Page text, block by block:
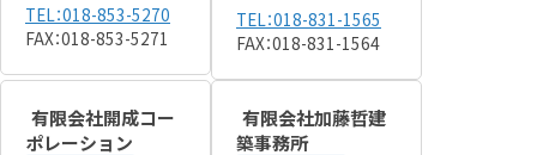
TEL：018-853-5270
FAX：018-853-5271
TEL：018-831-1565
FAX：018-831-1564
有限会社開成コー
ポレーション
有限会社加藤哲建
築事務所